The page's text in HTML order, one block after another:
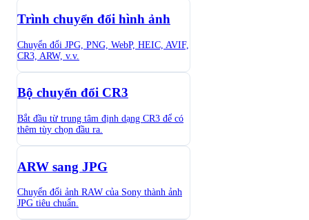
Trình chuyển đổi hình ảnh
Chuyển đổi JPG, PNG, WebP, HEIC, AVIF,
CR3, ARW, v.v.
Bộ chuyển đổi CR3
Bắt đầu từ trung tâm định dạng CR3 để có
thêm tùy chọn đầu ra.
ARW sang JPG
Chuyển đổi ảnh RAW của Sony thành ảnh
JPG tiêu chuẩn.